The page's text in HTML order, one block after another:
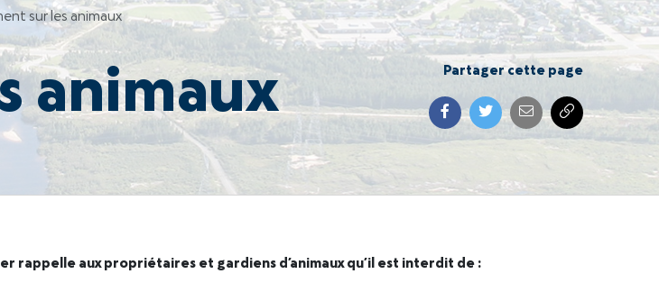
sur les animaux
animaux Partager cette page
rappelle aux propriétaires et gardiens d’animaux qu’il est interdit de :